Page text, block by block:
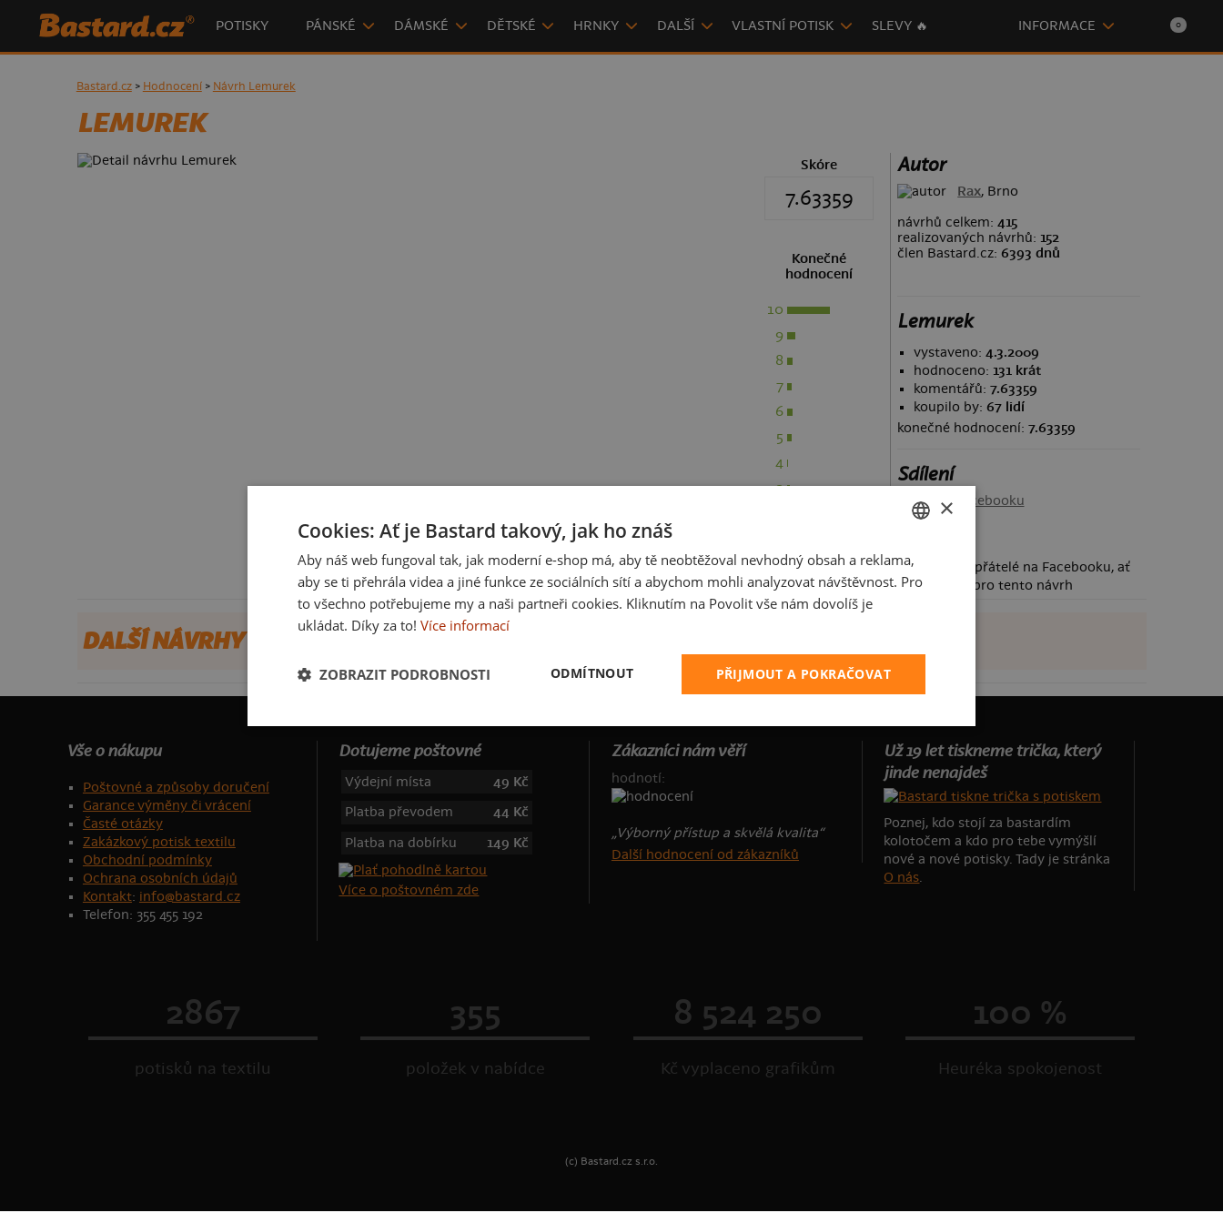
POTISKY PÁNSKÉ DÁMSKÉ DĚTSKÉ HRNKY DALŠÍ VLASTNÍ POTISK SLEVY 🔥 INFORMACE 0
Bastard.cz> Hodnocení> Návrh Lemurek
LEMUREK
Skóre
7.63359
Konečné
hodnocení
10
9
8
7
6
5
4
3
Autor
Rax, Brno
návrhů celkem: 415
realizovaných návrhů: 152
člen Bastard.cz: 6393 dnů
Lemurek
vystaveno: 4.3.2009
hodnoceno: 131 krát
komentářů: 7.63359
koupilo by: 67 lidí
konečné hodnocení: 7.63359
Sdílení
Sdílet na Facebooku
Požádej své přátelé na Facebooku, ať
taky hlasují pro tento návrh
DALŠÍ NÁVRHY OD RAX
Vše o nákupu
Poštovné a způsoby doručení
Garance výměny či vrácení
Časté otázky
Zakázkový potisk textilu
Obchodní podmínky
Ochrana osobních údajů
Kontakt: info@bastard.cz
Telefon: 355 455 192
Dotujeme poštovné
Výdejní místa
49 Kč
Platba převodem
44 Kč
Platba na dobírku
149 Kč
Více o poštovném zde
Zákazníci nám věří
hodnotí:
„Výborný přístup a skvělá kvalita“
Další hodnocení od zákazníků
Už 19 let tiskneme trička, který
jinde nenajdeš
Poznej, kdo stojí za bastardím
kolotočem a kdo pro tebe vymýšlí
nové a nové potisky. Tady je stránka
O nás.
2867
potisků na textilu
355
položek v nabídce
8 524 250
Kč vyplaceno grafikům
100 %
Heuréka spokojenost
(c) Bastard.cz s.r.o.
CZECH
SLOVAK
×
Cookies: Ať je Bastard takový, jak ho znáš
Aby náš web fungoval tak, jak moderní e-shop má, aby tě neobtěžoval nevhodný obsah a reklama,
aby se ti přehrála videa a jiné funkce ze sociálních sítí a abychom mohli analyzovat návštěvnost. Pro
to všechno potřebujeme my a naši partneři cookies. Kliknutím na Povolit vše nám dovolíš je
ukládat. Díky za to! Více informací
PŘIJMOUT A POKRAČOVAT
ODMÍTNOUT
ZOBRAZIT PODROBNOSTI